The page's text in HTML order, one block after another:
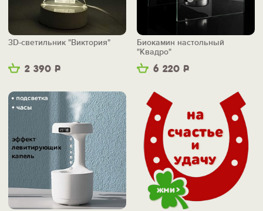
2 390 Р
3D-светильник "Виктория"
6 220 Р
Биокамин настольный
"Квадро"